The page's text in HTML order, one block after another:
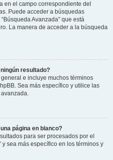
en el campo correspondiente del
Puede acceder a búsquedas
Avanzada” que está
La manera de acceder a la búsqueda
resultado?
e incluye muchos términos
Sea más específico y utilice las
página en blanco?
para ser procesados por el
y sea más específico en los términos y